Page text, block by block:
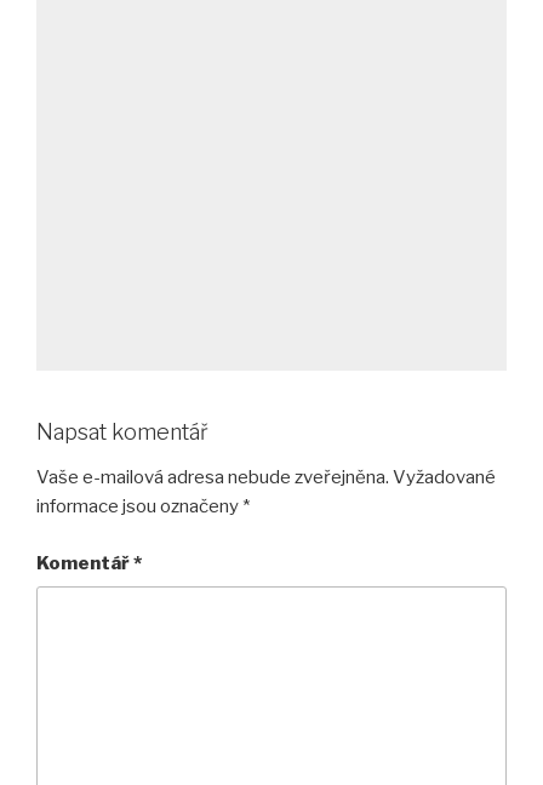
Napsat komentář
Vaše e-mailová adresa nebude zveřejněna. Vyžadované
informace jsou označeny *
Komentář*